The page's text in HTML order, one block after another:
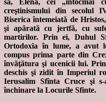
sa, Elena, cei „întocmai
creştinismului din secolul
Biserica întemeiată de
şi apărată cu jertfă, cu
martirilor. Prin ei, Duhul
Ortodoxia în lume, a avut
compus prima parte din
învăţătura şi ucenicii lui.
deschis şi zidit în Imperiul
Ierusalim Sfînta Cruce şi
închinare la Locurile Sfinte.